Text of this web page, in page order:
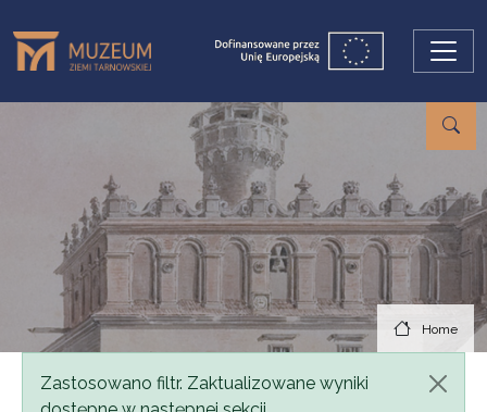
Home
Status message
Zastosowano filtr. Zaktualizowane wyniki